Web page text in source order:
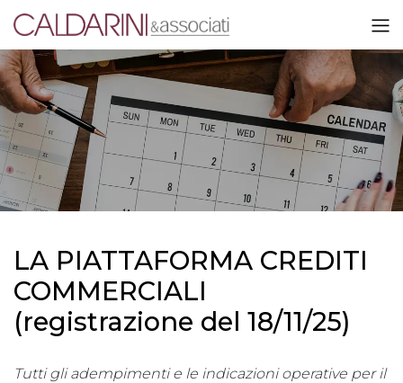
LA PIATTAFORMA CREDITI
COMMERCIALI
(registrazione del 18/11/25)
Tutti gli adempimenti e le indicazioni operative per il